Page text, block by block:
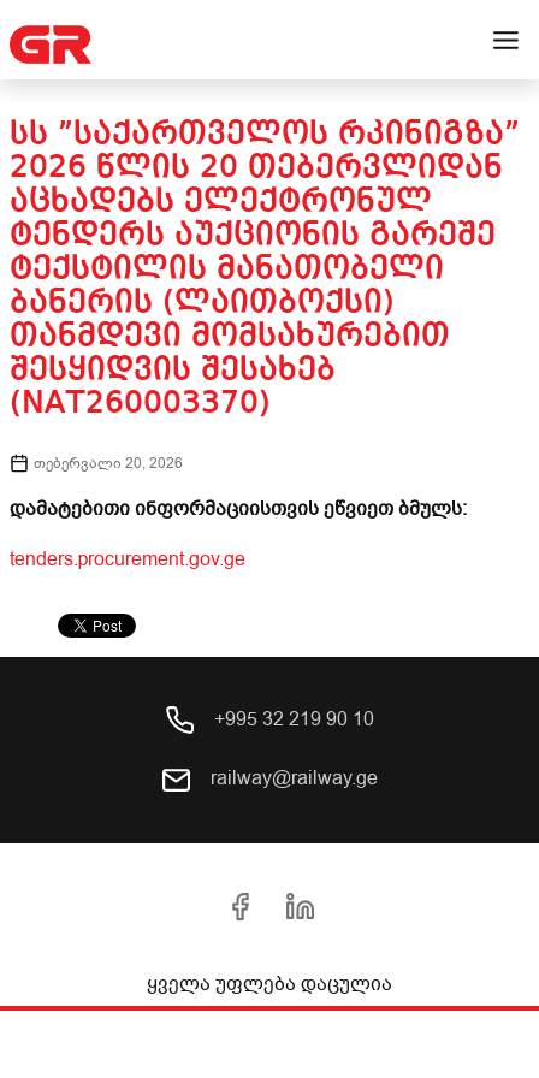
ᲡᲡ ”ᲡᲐᲥᲐᲠᲗᲕᲔᲚᲝᲡ ᲠᲙᲘᲜᲘᲒᲖᲐ”
2026 ᲬᲚᲘᲡ 20 ᲗᲔᲑᲔᲠᲕᲚᲘᲓᲐᲜ
ᲐᲪᲮᲐᲓᲔᲑᲡ ᲔᲚᲔᲥᲢᲠᲝᲜᲣᲚ
ᲢᲔᲜᲓᲔᲠᲡ ᲐᲣᲥᲪᲘᲝᲜᲘᲡ ᲒᲐᲠᲔᲨᲔ
ᲢᲔᲥᲡᲢᲘᲚᲘᲡ ᲛᲐᲜᲐᲗᲝᲑᲔᲚᲘ
ᲑᲐᲜᲔᲠᲘᲡ (ᲚᲐᲘᲗᲑᲝᲥᲡᲘ)
ᲗᲐᲜᲛᲓᲔᲕᲘ ᲛᲝᲛᲡᲐᲮᲣᲠᲔᲑᲘᲗ
ᲨᲔᲡᲧᲘᲓᲕᲘᲡ ᲨᲔᲡᲐᲮᲔᲑ
(NAT260003370)
თებერვალი 20, 2026
დამატებითი ინფორმაციისთვის ეწვიეთ ბმულს:
tenders.procurement.gov.ge
+995 32 219 90 10
railway@railway.ge
ყველა უფლება დაცულია